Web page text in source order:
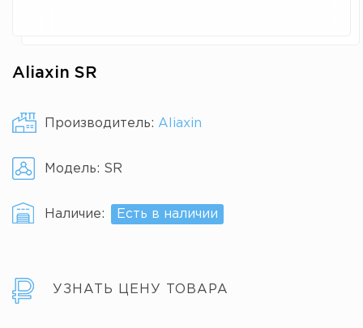
Aliaxin SR
Производитель: Aliaxin
Модель: SR
Наличие: Есть в наличии
УЗНАТЬ ЦЕНУ ТОВАРА